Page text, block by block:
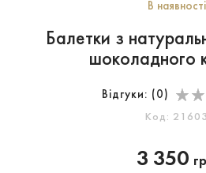
В наявності
Балетки з
шоколадного
Відгуки: ( 0 )
Код: 21603
3 350